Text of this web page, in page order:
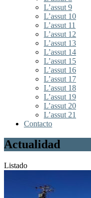
L’assut 9
L’assut 10
L’assut 11
L’assut 12
L’assut 13
L’assut 14
L’assut 15
L’assut 16
L’assut 17
L’assut 18
L’assut 19
L’assut 20
L’assut 21
Contacto
Actualidad
Listado